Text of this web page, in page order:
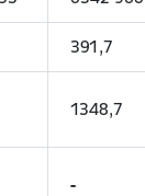
391,7
1348,7
-